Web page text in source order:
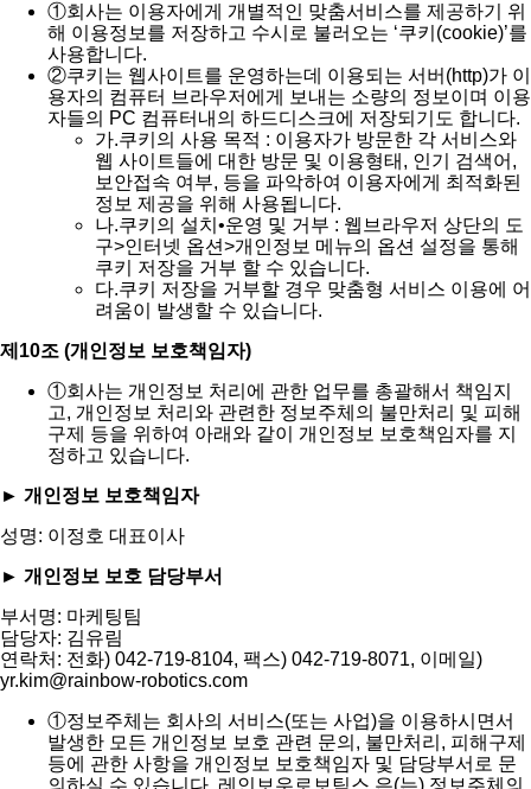
①회사는 이용자에게 개별적인 맞춤서비스를 제공하기 위
해 이용정보를 저장하고 수시로 불러오는 ‘쿠키(cookie)’를
사용합니다.
②쿠키는 웹사이트를 운영하는데 이용되는 서버(http)가 이
용자의 컴퓨터 브라우저에게 보내는 소량의 정보이며 이용
자들의 PC 컴퓨터내의 하드디스크에 저장되기도 합니다.
가.쿠키의 사용 목적 : 이용자가 방문한 각 서비스와
웹 사이트들에 대한 방문 및 이용형태, 인기 검색어,
보안접속 여부, 등을 파악하여 이용자에게 최적화된
정보 제공을 위해 사용됩니다.
나.쿠키의 설치•운영 및 거부 : 웹브라우저 상단의 도
구>인터넷 옵션>개인정보 메뉴의 옵션 설정을 통해
쿠키 저장을 거부 할 수 있습니다.
다.쿠키 저장을 거부할 경우 맞춤형 서비스 이용에 어
려움이 발생할 수 있습니다.
제10조 (개인정보 보호책임자)
①회사는 개인정보 처리에 관한 업무를 총괄해서 책임지
고, 개인정보 처리와 관련한 정보주체의 불만처리 및 피해
구제 등을 위하여 아래와 같이 개인정보 보호책임자를 지
정하고 있습니다.
► 개인정보 보호책임자
성명: 이정호 대표이사
► 개인정보 보호 담당부서
부서명: 마케팅팀
담당자: 김유림
연락처: 전화) 042-719-8104, 팩스) 042-719-8071, 이메일)
yr.kim@rainbow-robotics.com
①정보주체는 회사의 서비스(또는 사업)을 이용하시면서
발생한 모든 개인정보 보호 관련 문의, 불만처리, 피해구제
등에 관한 사항을 개인정보 보호책임자 및 담당부서로 문